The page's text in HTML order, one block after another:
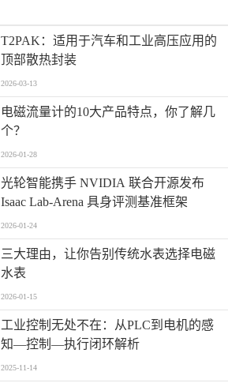
T2PAK：适用于汽车和工业高压应用的
顶部散热封装
2026-03-13
电磁流量计的10大产品特点，你了解几
个？
2026-01-28
光轮智能携手 NVIDIA 联合开源发布
Isaac Lab-Arena 具身评测基准框架
2026-01-24
三大理由，让你告别传统水表选择电磁
水表
2026-01-15
工业控制无处不在：从PLC到电机的感
知—控制—执行闭环解析
2025-11-14